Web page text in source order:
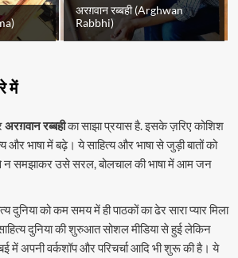
अरग़वान रब्बही (Arghwan
Rabbhi)
में
अरग़वान रब्बहीका साझा प्रयास है. इसके ज़रिए कोशिश
और भाषा में बढ़े। ये साहित्य और भाषा से जुड़ी बातों को
न समझाकर उसे सरल, बोलचाल की भाषा में आम जन
दुनिया को कम समय में ही पाठकों का ढेर सारा प्यार मिला
दुनिया की शुरुआत सोशल मीडिया से हुई लेकिन
में अपनी वर्कशॉप और परिचर्चा आदि भी शुरू की है। ये